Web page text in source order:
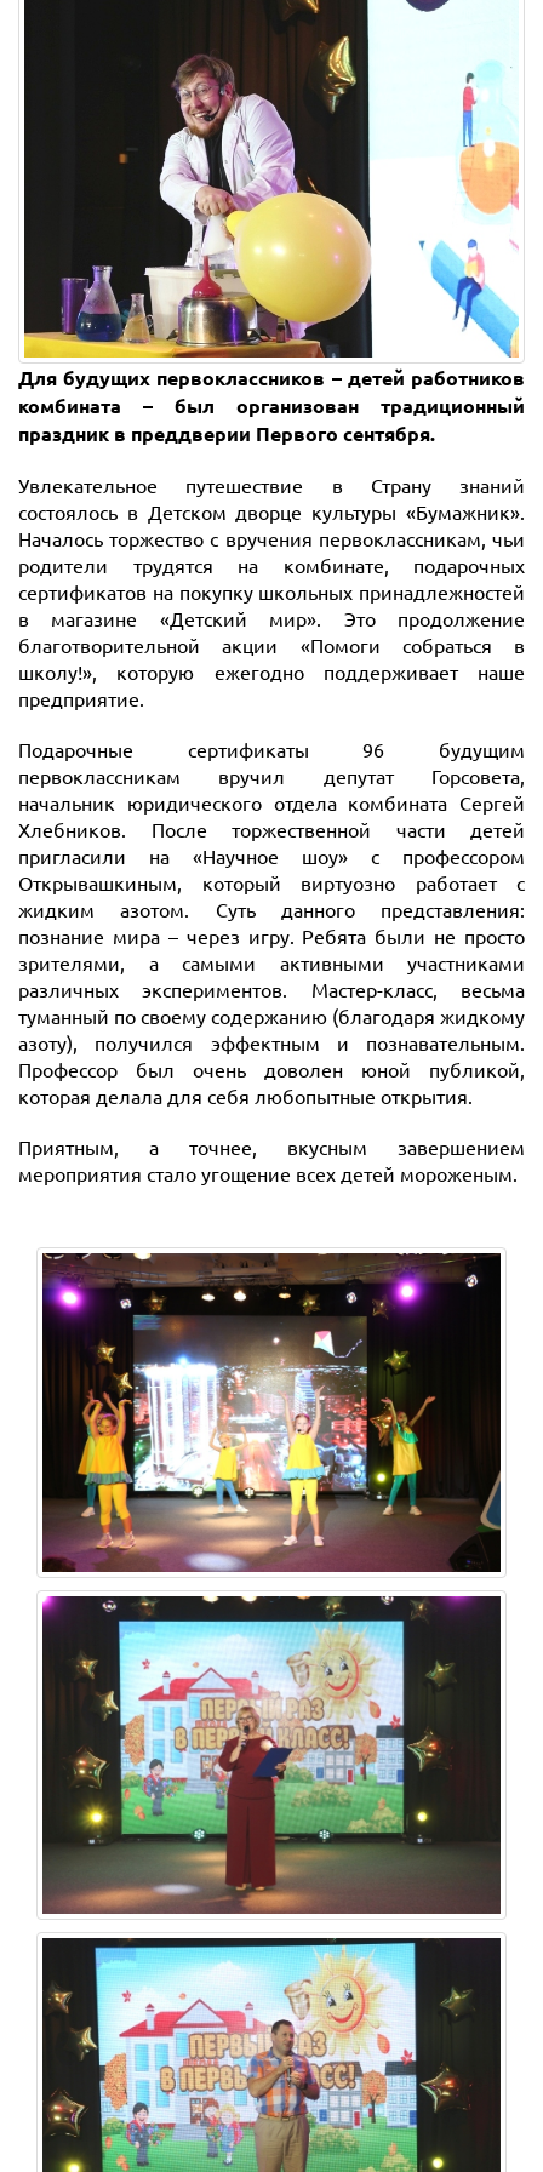
Для будущих первоклассников – детей работников
комбината – был организован традиционный
праздник в преддверии Первого сентября.
Увлекательное путешествие в Страну знаний
состоялось в Детском дворце культуры «Бумажник».
Началось торжество с вручения первоклассникам, чьи
родители трудятся на комбинате, подарочных
сертификатов на покупку школьных принадлежностей
в магазине «Детский мир». Это продолжение
благотворительной акции «Помоги собраться в
школу!», которую ежегодно поддерживает наше
предприятие.
Подарочные сертификаты 96 будущим
первоклассникам вручил депутат Горсовета,
начальник юридического отдела комбината Сергей
Хлебников. После торжественной части детей
пригласили на «Научное шоу» с профессором
Открывашкиным, который виртуозно работает с
жидким азотом. Суть данного представления:
познание мира – через игру. Ребята были не просто
зрителями, а самыми активными участниками
различных экспериментов. Мастер-класс, весьма
туманный по своему содержанию (благодаря жидкому
азоту), получился эффектным и познавательным.
Профессор был очень доволен юной публикой,
которая делала для себя любопытные открытия.
Приятным, а точнее, вкусным завершением
мероприятия стало угощение всех детей мороженым.